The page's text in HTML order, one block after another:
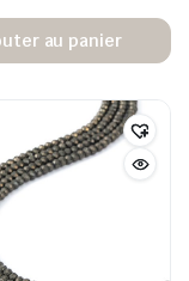
au panier